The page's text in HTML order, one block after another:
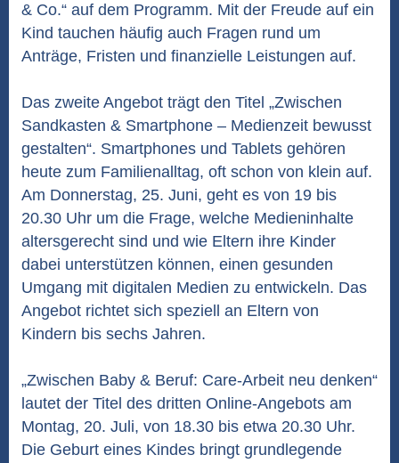
& Co.“ auf dem Programm. Mit der Freude auf ein
Kind tauchen häufig auch Fragen rund um
Anträge, Fristen und finanzielle Leistungen auf.
Das zweite Angebot trägt den Titel „Zwischen
Sandkasten & Smartphone – Medienzeit bewusst
gestalten“. Smartphones und Tablets gehören
heute zum Familienalltag, oft schon von klein auf.
Am Donnerstag, 25. Juni, geht es von 19 bis
20.30 Uhr um die Frage, welche Medieninhalte
altersgerecht sind und wie Eltern ihre Kinder
dabei unterstützen können, einen gesunden
Umgang mit digitalen Medien zu entwickeln. Das
Angebot richtet sich speziell an Eltern von
Kindern bis sechs Jahren.
„Zwischen Baby & Beruf: Care-Arbeit neu denken“
lautet der Titel des dritten Online-Angebots am
Montag, 20. Juli, von 18.30 bis etwa 20.30 Uhr.
Die Geburt eines Kindes bringt grundlegende